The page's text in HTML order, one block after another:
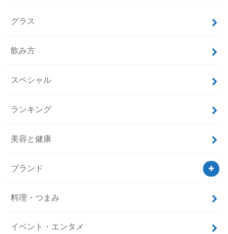
グラス
飲み方
スペシャル
ランキング
美容と健康
ブランド
料理・つまみ
イベント・エンタメ